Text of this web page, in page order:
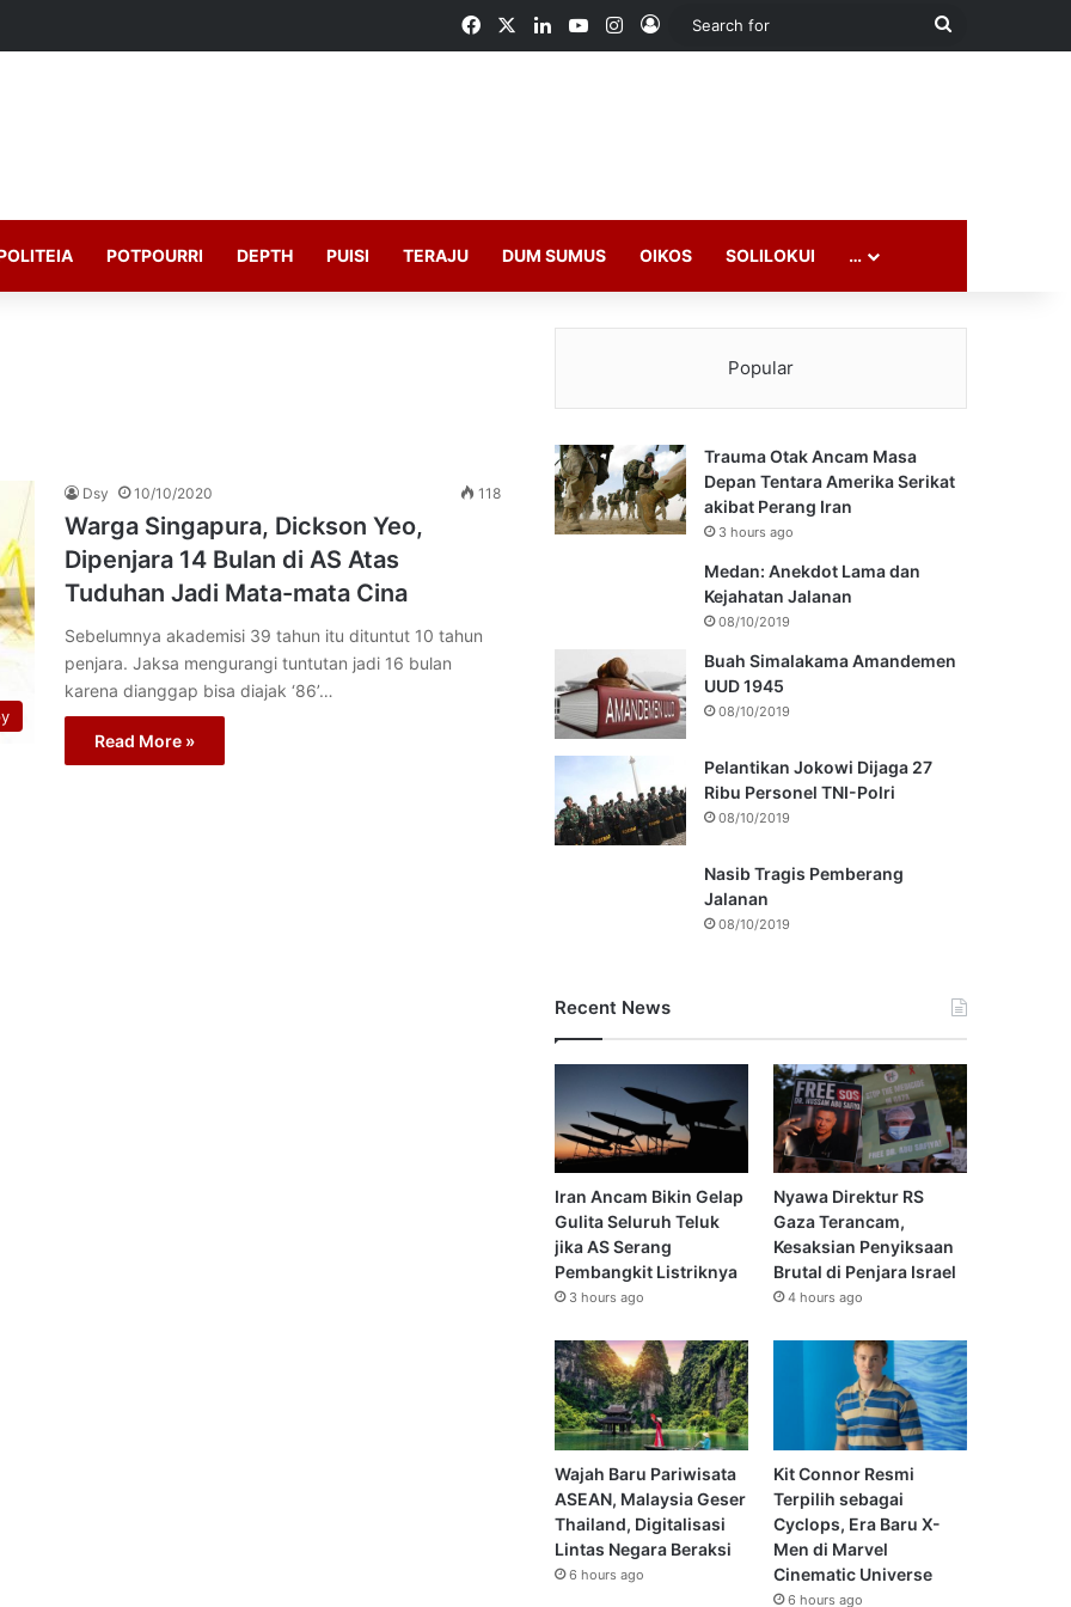
FacebookLinkedInYouTubeInstagram
Log In
Search
POTPOURRI DEPTH PUISI TERAJU DUM SUMUS OIKOS SOLILOKUI …
Dsy 10/10/2020 118
Warga Singapura, Dickson Yeo,
Dipenjara 14 Bulan di AS Atas
Tuduhan Jadi Mata-mata Cina
Sebelumnya akademisi 39 tahun itu dituntut 10 tahun
penjara. Jaksa mengurangi tuntutan jadi 16 bulan
karena dianggap bisa diajak ‘86’…
Read More »
Popular
Trauma Otak Ancam Masa
Depan Tentara Amerika Serikat
akibat Perang Iran
3 hours ago
Medan: Anekdot Lama dan
Kejahatan Jalanan
08/10/2019
Buah Simalakama Amandemen
UUD 1945
08/10/2019
Pelantikan Jokowi Dijaga 27
Ribu Personel TNI-Polri
08/10/2019
Nasib Tragis Pemberang
Jalanan
08/10/2019
Recent News
Iran Ancam Bikin Gelap
Gulita Seluruh Teluk
jika AS Serang
Pembangkit Listriknya
3 hours ago
Nyawa Direktur RS
Gaza Terancam,
Kesaksian Penyiksaan
Brutal di Penjara Israel
4 hours ago
Wajah Baru Pariwisata
ASEAN, Malaysia Geser
Thailand, Digitalisasi
Lintas Negara Beraksi
6 hours ago
Kit Connor Resmi
Terpilih sebagai
Cyclops, Era Baru X-
Men di Marvel
Cinematic Universe
6 hours ago